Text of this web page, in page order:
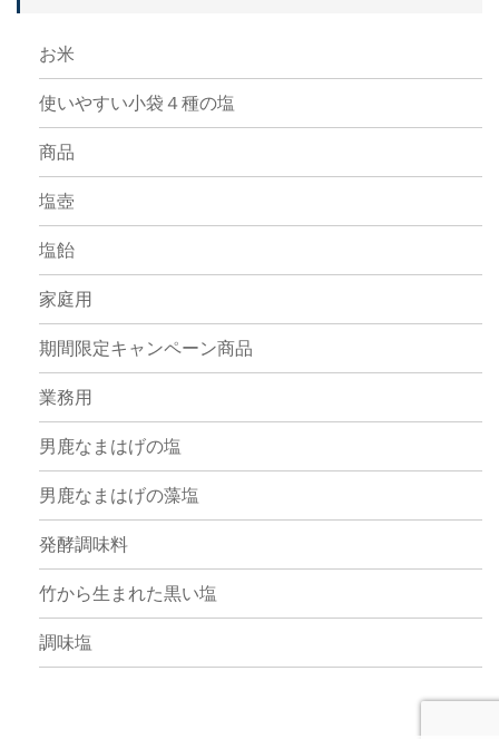
お米
使いやすい小袋４種の塩
商品
塩壺
塩飴
家庭用
期間限定キャンペーン商品
業務用
男鹿なまはげの塩
男鹿なまはげの藻塩
発酵調味料
竹から生まれた黒い塩
調味塩